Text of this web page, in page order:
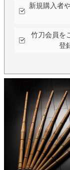
新規購入者
竹刀会員を
登